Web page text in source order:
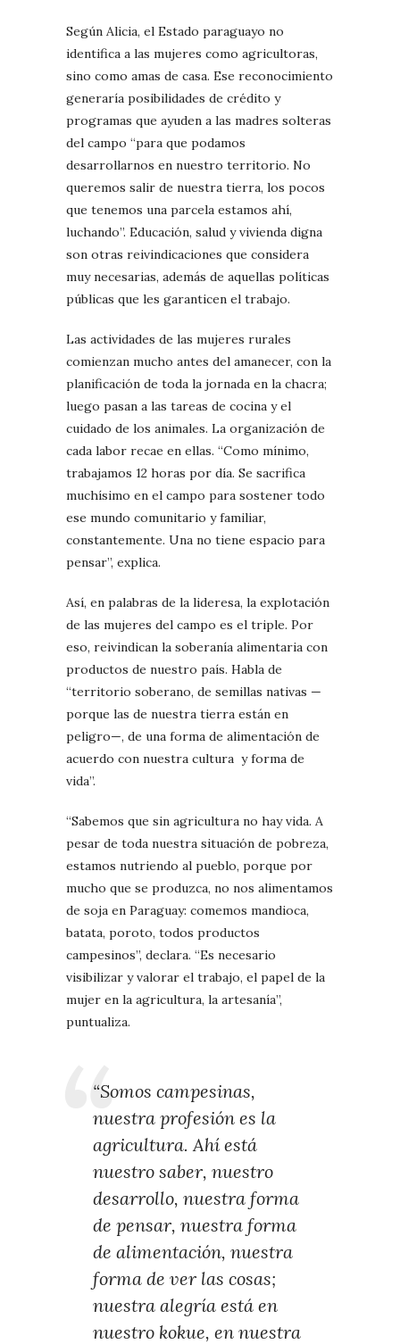
Según Alicia, el Estado paraguayo no
identifica a las mujeres como agricultoras,
sino como amas de casa. Ese reconocimiento
generaría posibilidades de crédito y
programas que ayuden a las madres solteras
del campo “para que podamos
desarrollarnos en nuestro territorio. No
queremos salir de nuestra tierra, los pocos
que tenemos una parcela estamos ahí,
luchando”. Educación, salud y vivienda digna
son otras reivindicaciones que considera
muy necesarias, además de aquellas políticas
públicas que les garanticen el trabajo.
Las actividades de las mujeres rurales
comienzan mucho antes del amanecer, con la
planificación de toda la jornada en la chacra;
luego pasan a las tareas de cocina y el
cuidado de los animales. La organización de
cada labor recae en ellas. “Como mínimo,
trabajamos 12 horas por día. Se sacrifica
muchísimo en el campo para sostener todo
ese mundo comunitario y familiar,
constantemente. Una no tiene espacio para
pensar”, explica.
Así, en palabras de la lideresa, la explotación
de las mujeres del campo es el triple. Por
eso, reivindican la soberanía alimentaria con
productos de nuestro país. Habla de
“territorio soberano, de semillas nativas —
porque las de nuestra tierra están en
peligro—, de una forma de alimentación de
acuerdo con nuestra cultura y forma de
vida”.
“Sabemos que sin agricultura no hay vida. A
pesar de toda nuestra situación de pobreza,
estamos nutriendo al pueblo, porque por
mucho que se produzca, no nos alimentamos
de soja en Paraguay: comemos mandioca,
batata, poroto, todos productos
campesinos”, declara. “Es necesario
visibilizar y valorar el trabajo, el papel de la
mujer en la agricultura, la artesanía”,
puntualiza.
“Somos campesinas,
nuestra profesión es la
agricultura. Ahí está
nuestro saber, nuestro
desarrollo, nuestra forma
de pensar, nuestra forma
de alimentación, nuestra
forma de ver las cosas;
nuestra alegría está en
nuestro kokue, en nuestra